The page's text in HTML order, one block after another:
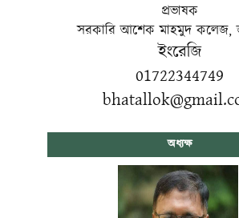
প্রভাষক
সরকারি আশেক মাহমুদ কলেজ,
ইংরেজি
01722344749
অধ্যক্ষ